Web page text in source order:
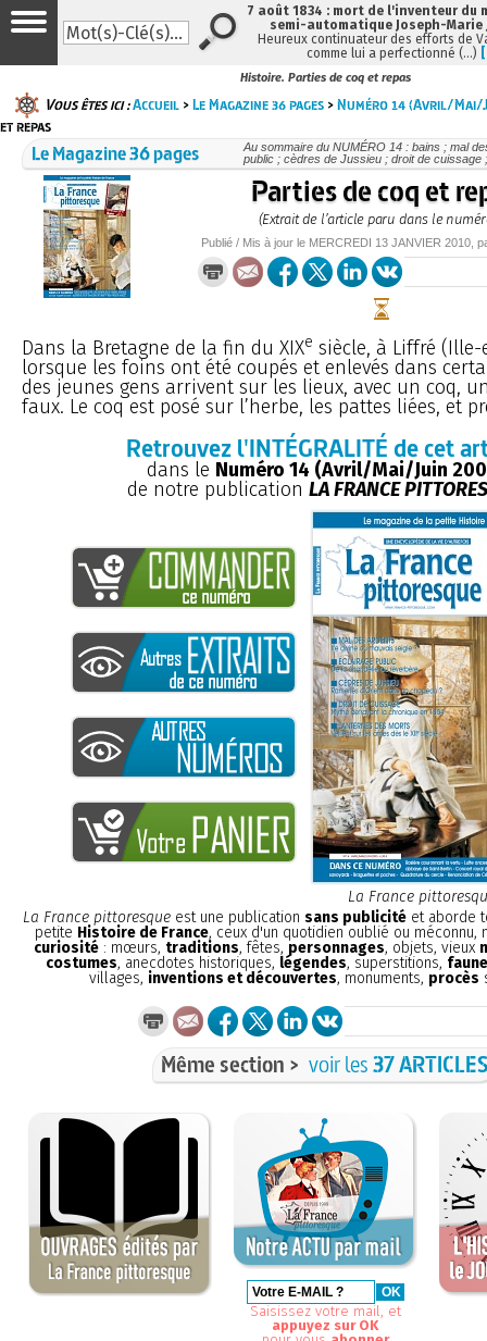
Histoire. Parties de coq et repas
Vous êtes ici :Accueil >Le Magazine 36 pages >Numéro 14 (Avril/Mai/
et repas
Le Magazine 36 pages
Au sommaire du NUMÉRO 14 : bains ; mal
public ; cèdres de Jussieu ; droit de cuissage
Parties de coq et
(Extrait de l’article paru dans le
Publié / Mis à jour le MERCREDI 13 JANVIER 2010 ,
Dans la Bretagne de la fin du XIXe siècle, à Liffré
lorsque les foins ont été coupés et enlevés dans
des jeunes gens arrivent sur les lieux, avec un coq,
faux. Le coq est posé sur l’herbe, les pattes liées, et
Retrouvez l'INTÉGRALITÉ de cet
dans le Numéro 14 (Avril/Mai/Juin
de notre publication LA FRANCE
La France
La France pittoresque est une publication sans publicité et aborde
petite Histoire de France, ceux d'un quotidien oublié ou méconnu,
curiosité : mœurs, traditions, fêtes, personnages, objets, vieux
costumes, anecdotes historiques, légendes, superstitions,
villages, inventions et découvertes, monuments, procès
Même section > voir les37
Saisissez votre mail, et
appuyez sur OK
7 août 1834 : mort de l'inventeur du
semi-automatique Joseph-Marie
Heureux continuateur des efforts de
comme lui a perfectionné (…)